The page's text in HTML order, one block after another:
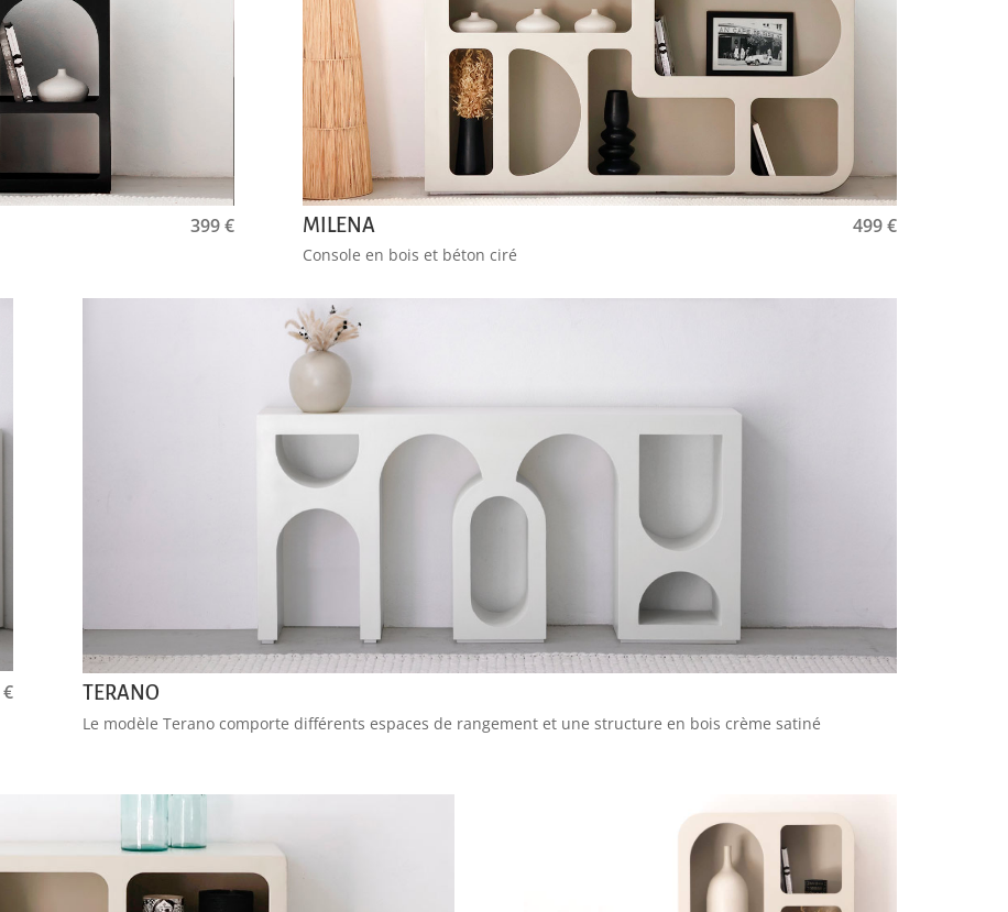
399€ MILENA 499€
Console en bois et béton ciré
€ TERANO
Le modèle Terano comporte différents espaces de rangement et une structure en bois crème satiné